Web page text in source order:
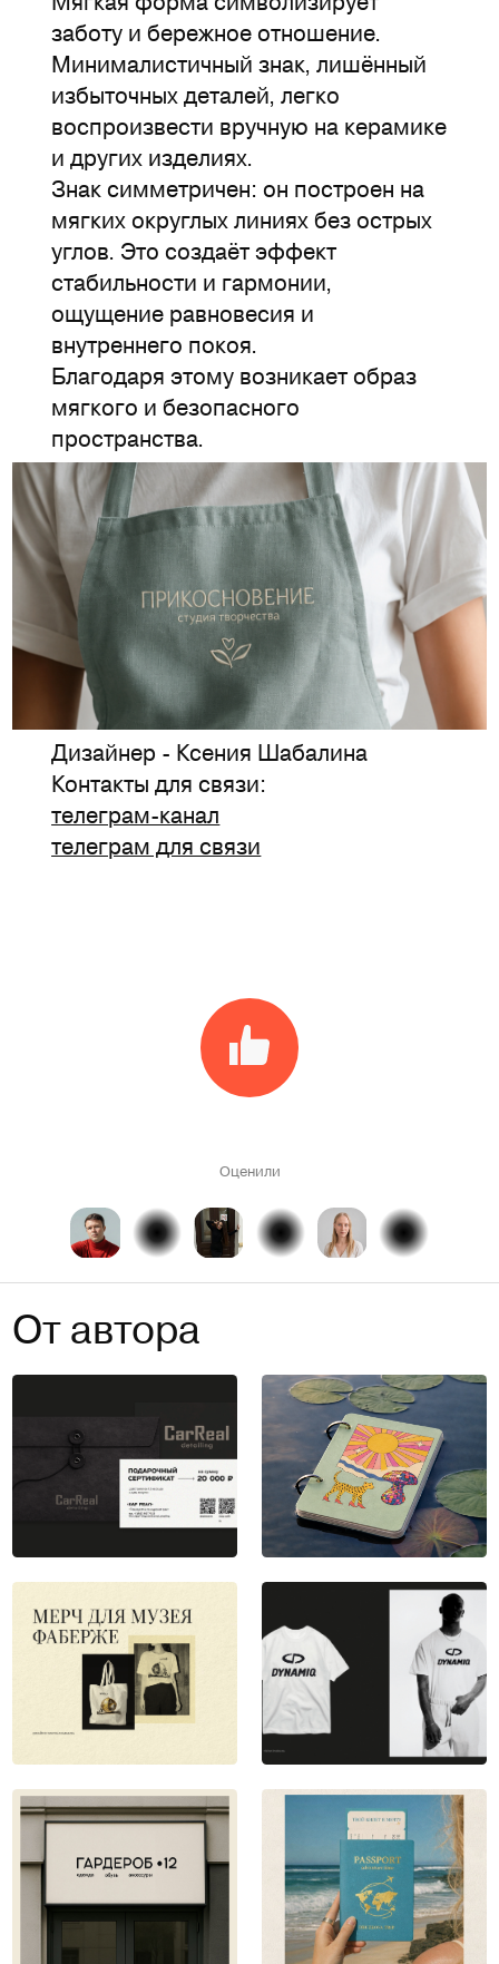
заботу и бережное отношение.
Минималистичный знак, лишённый
избыточных деталей, легко
воспроизвести вручную на керамике
и других изделиях.
Знак симметричен: он построен на
мягких округлых линиях без острых
углов. Это создаёт эффект
стабильности и гармонии,
ощущение равновесия и
внутреннего покоя.
Благодаря этому возникает образ
мягкого и безопасного
пространства.
Дизайнер - Ксения Шабалина
Контакты для связи:
телеграм-канал
телеграм для связи
Оценили
От автора